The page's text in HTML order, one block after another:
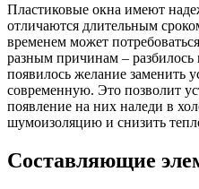
Пластиковые окна имеют
отличаются длительным
временем может
разным причинам – разбилось
появилось желание заменить
современную. Это позволит
появление на них наледи в
шумоизоляцию и снизить
Составляющие